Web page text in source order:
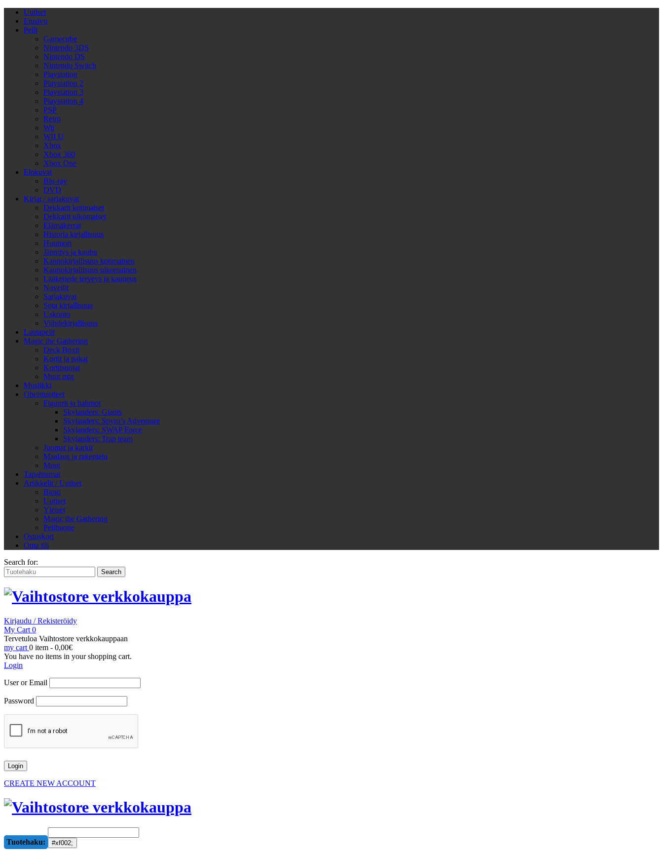
Uutiset
Etusivu
Pelit
Gamecube
Nintendo 3DS
Nintendo DS
Nintendo Switch
Playstation
Playstation 2
Playstation 3
Playstation 4
PSP
Retro
Wii
WII U
Xbox
Xbox 360
Xbox One
Elokuvat
Blu-ray
DVD
Kirjat / sarjakuvat
Dekkarit kotimaiset
Dekkarit ulkomaiset
Elämäkerrat
Historia kirjallisuus
Huumori
Jännitys ja kauhu
Kaunokirjallisuus kotimainen
Kaunokirjallisuus ulkomainen
Lääketiede terveys ja kauneus
Novellit
Sarjakuvat
Sota kirjallisuus
Uskonto
Viihdekirjallisuus
Lautapelit
Magic the Gathering
Deck Boxit
Kortit ja pakat
Korttisuojat
Muut mtg
Musiikki
Oheistuotteet
Figuurit ja hahmot
Skylanders: Giants
Skylanders: Spyro’s Adventure
Skylanders: SWAP Force
Skylanders: Trap team
Juomat ja karkit
Maalaus ja rakentelu
Muut
Tapahtumat
Artikkelit / Uutiset
Blogi
Uutiset
Yleiset
Magic the Gathering
Pelihuone
Ostoskori
Oma tili
Search for:
Kirjaudu / Rekisteröidy
My Cart 0
Tervetuloa Vaihtostore verkkokauppaan
my cart 0 item - 0,00€
You have no items in your shopping cart.
Login
User or Email
Password
CREATE NEW ACCOUNT
Tuotehaku: